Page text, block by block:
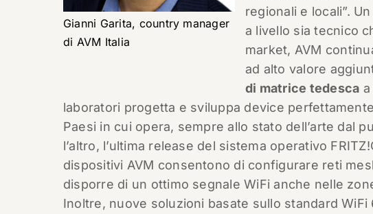
Gianni Garita, country manager
di AVM Italia
regionali e locali”.
a livello sia tecnico
market, AVM
ad alto valore
di matrice tedesca
laboratori progetta e sviluppa device
Paesi in cui opera, sempre allo stato dell’arte dal
l’altro, l’ultima release del sistema operativo
dispositivi AVM consentono di configurare reti
disporre di un ottimo segnale WiFi anche nelle
Inoltre, nuove soluzioni basate sullo standard